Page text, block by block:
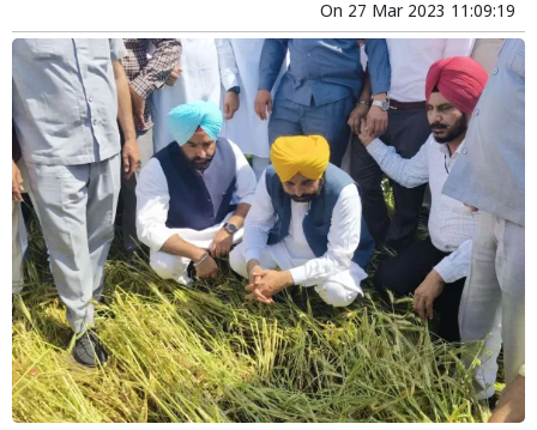
On 27 Mar 2023 11:09:19